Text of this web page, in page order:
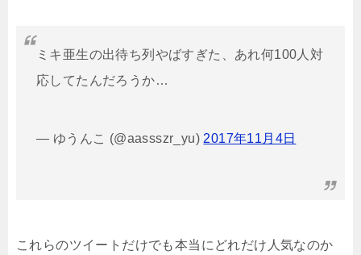
ミキ亜生の出待ち列やばすぎた、あれ何100人対
応してたんだろうか…
— ゆうんこ (@aassszr_yu) 2017年11月4日
これらのツイートだけでも本当にどれだけ人気なのか